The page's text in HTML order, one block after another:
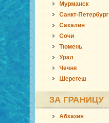
Мурманск
Санкт-Петербург
Сахалин
Сочи
Тюмень
Урал
Чечня
Шерегеш
ЗА ГРАНИЦУ
Абхазия